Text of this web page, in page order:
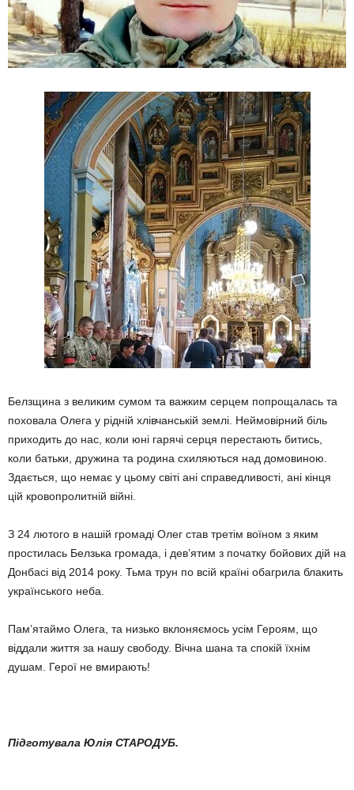
Белзщина з великим сумом та важким серцем попрощалась та
поховала Олега у рідній хлівчанській землі. Неймовірний біль
приходить до нас, коли юні гарячі сер­ця перестають битись,
коли батьки, дружи­на та родина схиляються над домовиною.
Здається, що немає у цьому світі ані спра­ведливості, ані кінця
цій кровопролитній війні.
З 24 лютого в нашій громаді Олег став третім воїном з яким
простилась Белзька громада, і дев’ятим з початку бойових дій на
Донбасі від 2014 року. Тьма трун по всій країні обагрила блакить
українського неба.
Пам’ятаймо Олега, та низько вкло­ня­є­мось усім Героям, що
віддали жит­тя за нашу свободу. Вічна шана та спокій їхнім
душам. Герої не вми­рають!
Підготувала Юлія СТАРОДУБ.